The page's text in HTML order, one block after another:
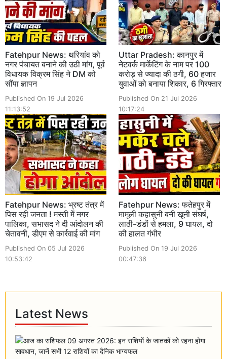
Fatehpur News: थरियांव को
नगर पंचायत बनाने की उठी मांग, पूर्व
विधायक विक्रम सिंह ने DM को
सौंपा ज्ञापन
Published On 19 Jul 2026
11:13:52
Uttar Pradesh: कानपुर में
नेटवर्क मार्केटिंग के नाम पर 100
करोड़ से ज्यादा की ठगी, 60 हजार
युवाओं को बनाया शिकार, 6 गिरफ्तार
Published On 21 Jul 2026
10:17:24
Fatehpur News: भ्रष्ट तंत्र में
पिस रही जनता ! मस्ती में नगर
पालिका, सभासद ने दी आंदोलन की
चेतावनी, डीएम से कार्रवाई की मांग
Published On 05 Jul 2026
10:53:42
Fatehpur News: फतेहपुर में
मामूली कहासुनी बनी खूनी संघर्ष,
लाठी-डंडों से हमला, 9 घायल, दो
की हालत गंभीर
Published On 19 Jul 2026
00:47:36
Latest News